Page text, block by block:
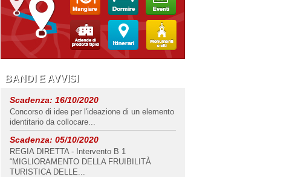
BANDI E AVVISI
Scadenza: 16/10/2020
Concorso di idee per l'ideazione di un elemento
identitario da collocare...
Scadenza: 05/10/2020
REGIA DIRETTA - Intervento B 1
“MIGLIORAMENTO DELLA FRUIBILITÀ
TURISTICA DELLE...